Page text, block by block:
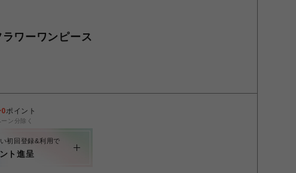
ワーワンピース
0ポイント
ン分除く
初回登録&利用で
ト進呈